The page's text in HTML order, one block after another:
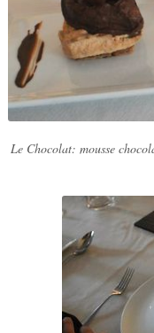
Le Chocolat: mousse